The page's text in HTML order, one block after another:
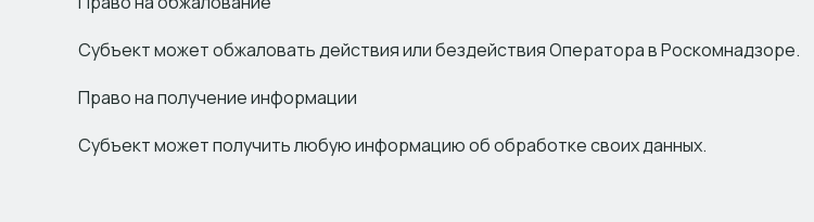
Субъект может обжаловать действия или бездействия Оператора в Роскомнадзоре.
Право на получение информации
Субъект может получить любую информацию об обработке своих данных.